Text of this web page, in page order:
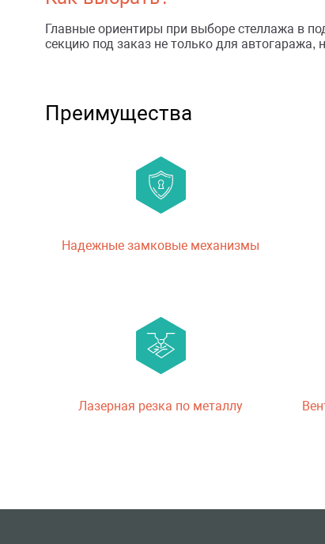
Главные ориентиры при выборе стеллажа в
секцию под заказ не только для автогаража,
Преимущества
Надежные замковые механизмы
Лазерная резка по металлу